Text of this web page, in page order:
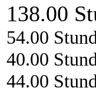
138.00
54.00
40.00
44.00